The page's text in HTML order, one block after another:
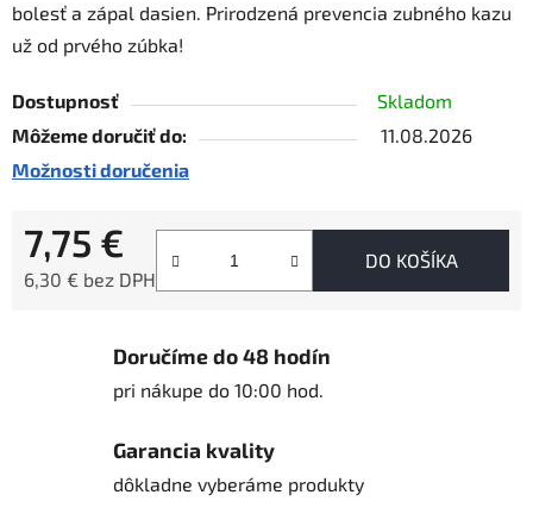
bolesť a zápal dasien. Prirodzená prevencia zubného kazu
už od prvého zúbka!
Dostupnosť
Skladom
Môžeme doručiť do:
11.08.2026
Možnosti doručenia
7,75 €
6,30 € bez DPH
DO KOŠÍKA
Doručíme do 48 hodín
pri nákupe do 10:00 hod.
Garancia kvality
dôkladne vyberáme produkty